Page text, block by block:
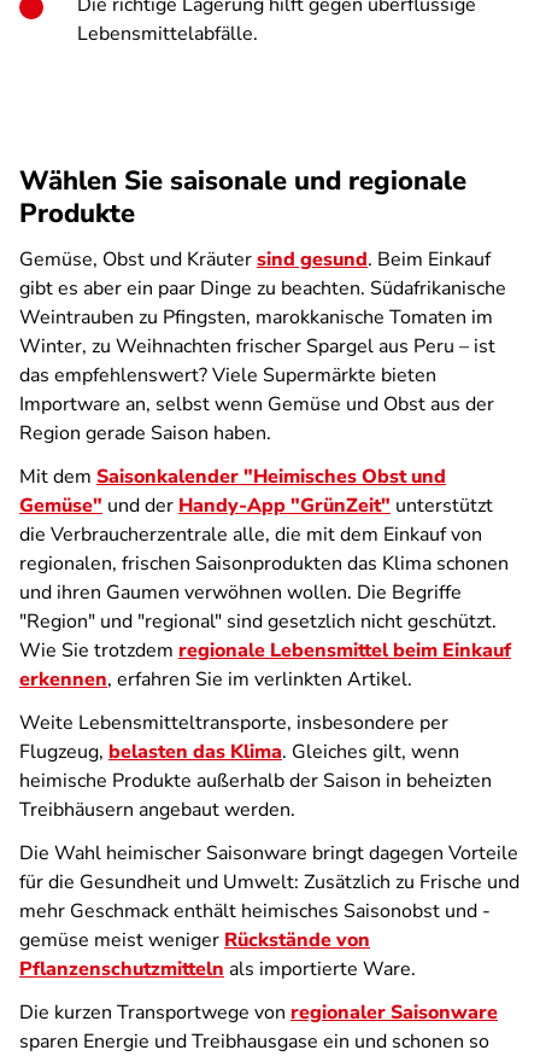
Lebensmittelabfälle.
Wählen Sie saisonale und regionale
Produkte
Gemüse, Obst und Kräutersind gesund. Beim Einkauf
gibt es aber ein paar Dinge zu beachten. Südafrikanische
Weintrauben zu Pfingsten, marokkanische Tomaten im
Winter, zu Weihnachten frischer Spargel aus Peru – ist
das empfehlenswert? Viele Supermärkte bieten
Importware an, selbst wenn Gemüse und Obst aus der
Region gerade Saison haben.
Mit dem Saisonkalender "Heimisches Obst und
Gemüse" und der Handy-App "GrünZeit" unterstützt
die Verbraucherzentrale alle, die mit dem Einkauf von
regionalen, frischen Saisonprodukten das Klima schonen
und ihren Gaumen verwöhnen wollen. Die Begriffe
"Region" und "regional" sind gesetzlich nicht geschützt.
Wie Sie trotzdem regionale Lebensmittel beim Einkauf
erkennen, erfahren Sie im verlinkten Artikel.
Weite Lebensmitteltransporte, insbesondere per
Flugzeug, belasten das Klima. Gleiches gilt, wenn
heimische Produkte außerhalb der Saison in beheizten
Treibhäusern angebaut werden.
Die Wahl heimischer Saisonware bringt dagegen Vorteile
für die Gesundheit und Umwelt: Zusätzlich zu Frische und
mehr Geschmack enthält heimisches Saisonobst und -
gemüse meist weniger Rückstände von
Pflanzenschutzmitteln als importierte Ware.
Die kurzen Transportwege von regionaler Saisonware
sparen Energie und Treibhausgase ein und schonen so